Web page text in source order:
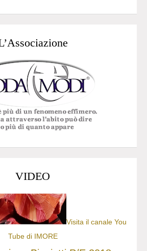
VIDEO
Visita il canale You
Tube di IMORE